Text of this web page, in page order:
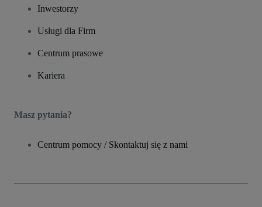
Inwestorzy
Usługi dla Firm
Centrum prasowe
Kariera
Masz pytania?
Centrum pomocy / Skontaktuj się z nami